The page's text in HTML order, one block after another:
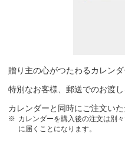
贈り主の心がつたわるカレン
特別なお客様、郵送でのお渡
カレンダーと同時にご注文い
カレンダーを購入後の注文は別
に届くことになります。